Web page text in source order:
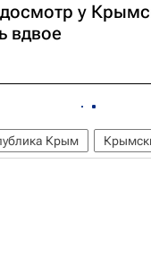
у
вдвое
Крым